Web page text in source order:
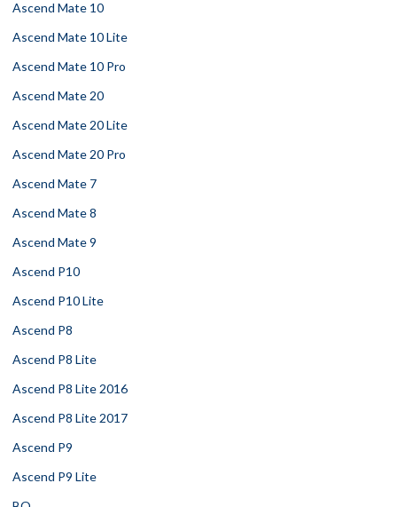
Ascend Mate 10
Ascend Mate 10 Lite
Ascend Mate 10 Pro
Ascend Mate 20
Ascend Mate 20 Lite
Ascend Mate 20 Pro
Ascend Mate 7
Ascend Mate 8
Ascend Mate 9
Ascend P10
Ascend P10 Lite
Ascend P8
Ascend P8 Lite
Ascend P8 Lite 2016
Ascend P8 Lite 2017
Ascend P9
Ascend P9 Lite